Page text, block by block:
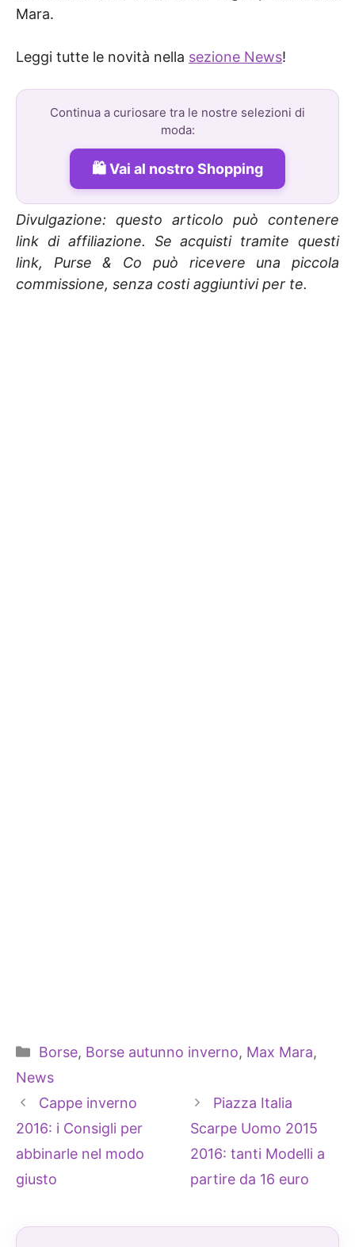
Mara.
Leggi tutte le novità nella sezione News!
Continua a curiosare tra le nostre selezioni di
moda:
Vai al nostro Shopping
Divulgazione: questo articolo può contenere
link di affiliazione. Se acquisti tramite questi
link, Purse & Co può ricevere una piccola
commissione, senza costi aggiuntivi per te.
Categorie
Borse, Borse autunno inverno, Max Mara,
News
Cappe inverno
2016: i Consigli per
abbinarle nel modo
giusto
Piazza Italia
Scarpe Uomo 2015
2016: tanti Modelli a
partire da 16 euro